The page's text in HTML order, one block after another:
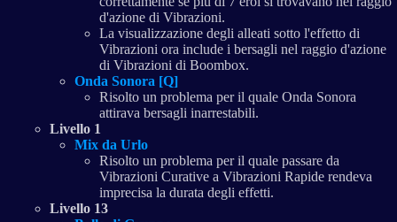
d'azione di Vibrazioni.
La visualizzazione degli alleati sotto l'effetto di
Vibrazioni ora include i bersagli nel raggio d'azione
di Vibrazioni di Boombox.
Onda Sonora [Q]
Risolto un problema per il quale Onda Sonora
attirava bersagli inarrestabili.
Livello 1
Mix da Urlo
Risolto un problema per il quale passare da
Vibrazioni Curative a Vibrazioni Rapide rendeva
imprecisa la durata degli effetti.
Livello 13